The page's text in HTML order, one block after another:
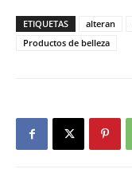
ETIQUETAS alteran
Productos de belleza